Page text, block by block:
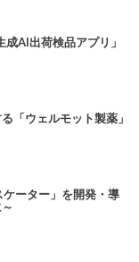
AI出荷検品アプリ」
「ウェルモット製薬」
ーター」を開発・導